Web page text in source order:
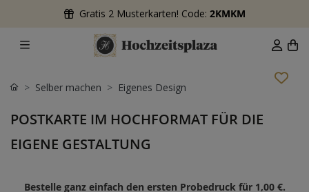
Gratis 2 Musterkarten! Code: 2KMKM
Selber machen Eigenes Design
POSTKARTE IM HOCHFORMAT FÜR DIE
EIGENE GESTALTUNG
Bestelle ganz einfach den ersten Probedruck für 1,00 €.